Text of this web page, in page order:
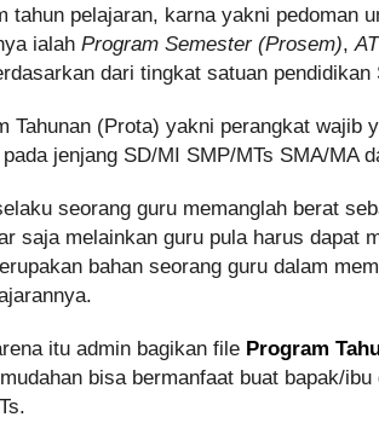
tahun pelajaran, karna yakni pedoman
ialah Program Semester (Prosem),
dari tingkat satuan pendidikan
Tahunan (Prota) yakni perangkat wajib
jenjang SD/MI SMP/MTs SMA/MA
seorang guru memanglah berat
saja melainkan guru pula harus dapat
bahan seorang guru dalam
itu admin bagikan file Program
bisa bermanfaat buat bapak/